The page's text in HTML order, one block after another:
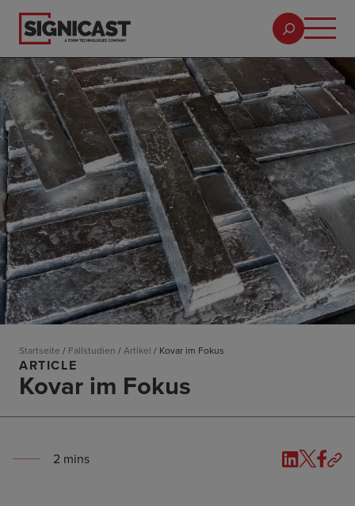
Startseite / Fallstudien /Artikel / Kovar im Fokus
ARTICLE
Kovar im Fokus
2 mins